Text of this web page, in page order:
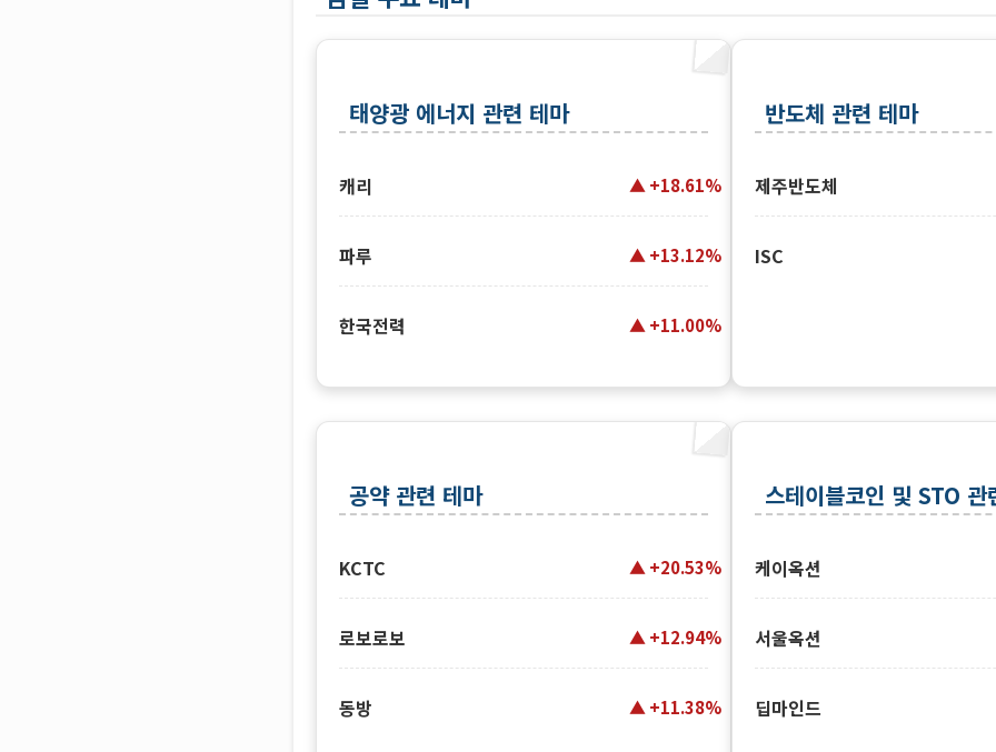
태양광 에너지 관련 테마
캐리 +18.61%
파루 +13.12%
한국전력 +11.00%
반도체 관련 테마
제주반도체
ISC
공약 관련 테마
KCTC +20.53%
로보로보 +12.94%
동방 +11.38%
스테이블코인 및 STO 관
케이옥션
서울옥션
딥마인드